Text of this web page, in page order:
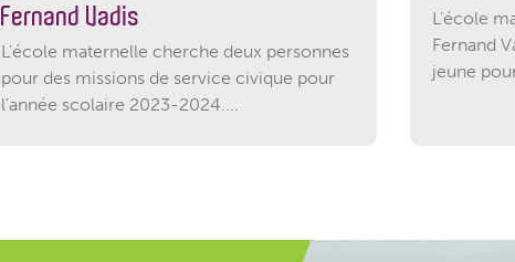
Fernand Vadis
L'école maternelle cherche deux personnes
pour des missions de service civique pour
l'année scolaire 2023-2024....
L’école
Fernand
jeune